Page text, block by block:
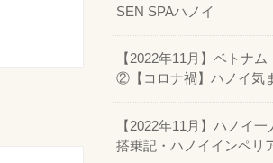
SEN SPAハノイ
【2022年11月】ベトナ
②【コロナ禍】ハノイ気
【2022年11月】ハノイ
搭乗記・ハノイインペリ